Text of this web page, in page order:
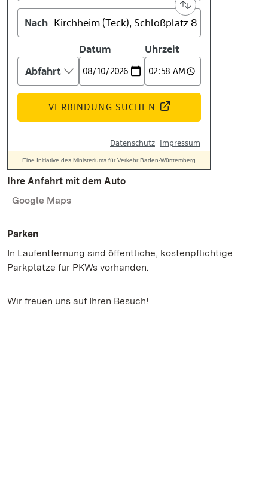
Ihre Anfahrt mit dem Auto
Google Maps
Parken
In Laufentfernung sind öffentliche, kostenpflichtige
Parkplätze für PKWs vorhanden.
Wir freuen uns auf Ihren Besuch!